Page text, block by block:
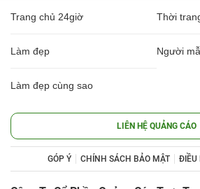
Trang chủ 24giờ Thời
Làm đẹp Người
Làm đẹp cùng sao
LIÊN HỆ QUẢNG CÁO
GÓP Ý CHÍNH SÁCH BẢO MẬT ĐIỀU